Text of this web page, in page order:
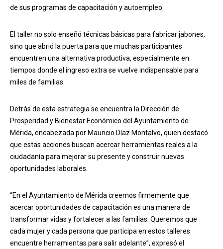
de sus programas de capacitación y autoempleo.
El taller no solo enseñó técnicas básicas para fabricar jabones,
sino que abrió la puerta para que muchas participantes
encuentren una alternativa productiva, especialmente en
tiempos donde el ingreso extra se vuelve indispensable para
miles de familias.
Detrás de esta estrategia se encuentra la Dirección de
Prosperidad y Bienestar Económico del Ayuntamiento de
Mérida, encabezada por Mauricio Díaz Montalvo, quien destacó
que estas acciones buscan acercar herramientas reales a la
ciudadanía para mejorar su presente y construir nuevas
oportunidades laborales.
“En el Ayuntamiento de Mérida creemos firmemente que
acercar oportunidades de capacitación es una manera de
transformar vidas y fortalecer a las familias. Queremos que
cada mujer y cada persona que participa en estos talleres
encuentre herramientas para salir adelante”, expresó el